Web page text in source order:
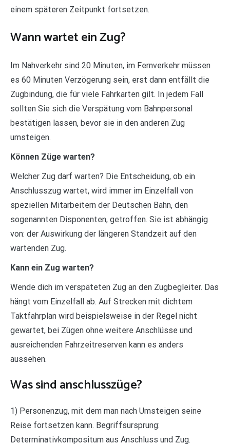
einem späteren Zeitpunkt fortsetzen.
Wann wartet ein Zug?
Im Nahverkehr sind 20 Minuten, im Fernverkehr müssen
es 60 Minuten Verzögerung sein, erst dann entfällt die
Zugbindung, die für viele Fahrkarten gilt. In jedem Fall
sollten Sie sich die Verspätung vom Bahnpersonal
bestätigen lassen, bevor sie in den anderen Zug
umsteigen.
Können Züge warten?
Welcher Zug darf warten? Die Entscheidung, ob ein
Anschlusszug wartet, wird immer im Einzelfall von
speziellen Mitarbeitern der Deutschen Bahn, den
sogenannten Disponenten, getroffen. Sie ist abhängig
von: der Auswirkung der längeren Standzeit auf den
wartenden Zug.
Kann ein Zug warten?
Wende dich im verspäteten Zug an den Zugbegleiter. Das
hängt vom Einzelfall ab. Auf Strecken mit dichtem
Taktfahrplan wird beispielsweise in der Regel nicht
gewartet, bei Zügen ohne weitere Anschlüsse und
ausreichenden Fahrzeitreserven kann es anders
aussehen.
Was sind anschlusszüge?
1) Personenzug, mit dem man nach Umsteigen seine
Reise fortsetzen kann. Begriffsursprung:
Determinativkompositum aus Anschluss und Zug.